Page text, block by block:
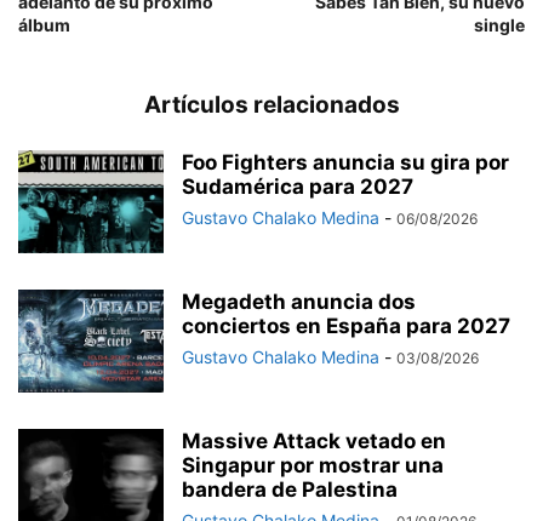
álbum
single
Artículos relacionados
Foo Fighters anuncia su gira por
Sudamérica para 2027
Gustavo Chalako Medina - 06/08/2026
Megadeth anuncia dos
conciertos en España para 2027
Gustavo Chalako Medina - 03/08/2026
Massive Attack vetado en
Singapur por mostrar una
bandera de Palestina